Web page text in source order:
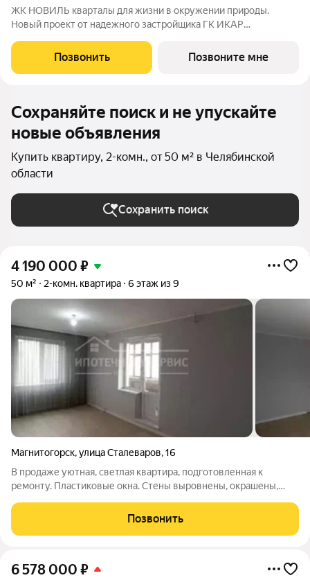
ЖК НОВИЛЬ кварталы для жизни в окружении природы.
Новый проект от надежного застройщика ГК ИКАР
строительство жилых домов комфорт-класса высотой от 5 до
9 этажей. Умеренная плотность застройки,
Позвонить Позвоните мне
Сохраняйте поиск и не упускайте
новые объявления
Купить квартиру, 2-комн., от 50 м² в Челябинской
области
Сохранить поиск
4 190 000 ₽
50 м² 2-комн. квартира 6 этаж из 9
Магнитогорск,улица Сталеваров,16
В продаже уютная, светлая квартира, подготовленная к
ремонту. Пластиковые окна. Стены выровнены, окрашены,
трубы, установлены водомеры. Окна выходят во двор, лоджия
на запад. В подарок новому
Позвонить
6 578 000 ₽